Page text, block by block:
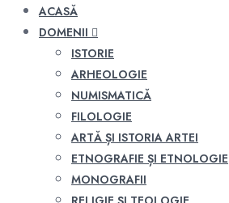
ACASĂ
DOMENII
ISTORIE
ARHEOLOGIE
NUMISMATICĂ
FILOLOGIE
ARTĂ ȘI ISTORIA ARTEI
ETNOGRAFIE ȘI ETNOLOGIE
MONOGRAFII